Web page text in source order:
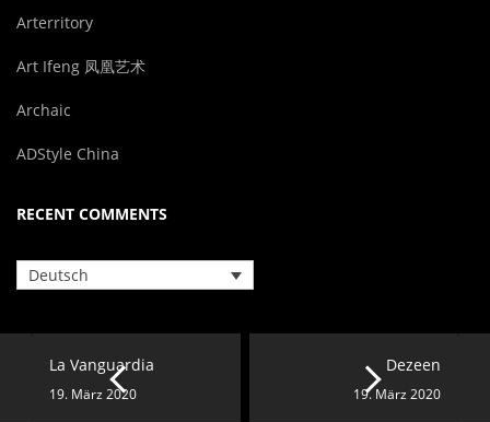
Arterritory
Art Ifeng 凤凰艺术
Archaic
ADStyle China
RECENT COMMENTS
Deutsch
La Vanguardia
19. März 2020
Dezeen
19. März 2020